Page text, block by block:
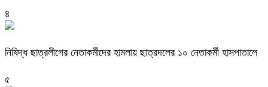
৪
নিষিদ্ধ ছাত্রলীগের নেতাকর্মীদের হামলায় ছাত্রদলের ১০ নেতাকর্মী হাসপাতালে
৫